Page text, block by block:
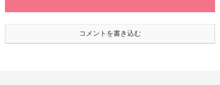
コメントを書き込む